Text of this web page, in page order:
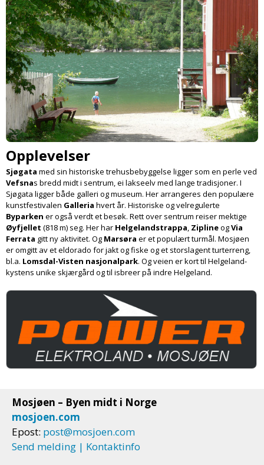
Opplevelser
Sjøgata med sin historiske trehus­bebyggelse ligger som en perle ved
Vefsnas bredd midt i sentrum, ei lakseelv med lange tradisjoner. I
Sjøgata ligger både galleri og museum. Her arrangeres den populære
kunstfestivalen Galleria hvert år. Historiske og velregulerte
Byparken er også verdt et besøk. Rett over sentrum reiser mektige
Øyfjellet (818 m) seg. Her har Helgelands­trappa, ZiplineogVia
Ferrata gitt ny aktivitet. Og Marsøra er et populært turmål. Mosjøen
er omgitt av et eldorado for jakt og fiske og et stor­slagent turterreng,
bl.a. Lomsdal-Visten nasjonal­park. Og veien er kort til Helgeland­
kystens unike skjær­gård og til isbreer på indre Helgeland.
Mosjøen – Byen midt i Norge
mosjoen.com
Epost: post@mosjoen.com
Send melding | Kontaktinfo